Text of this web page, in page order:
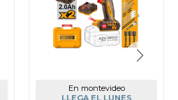
En montevideo
LLEGA EL LUNES